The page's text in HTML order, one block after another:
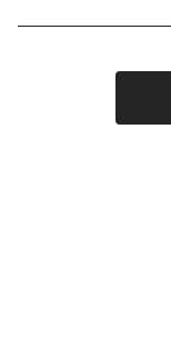
ヨーヨーファクトリー